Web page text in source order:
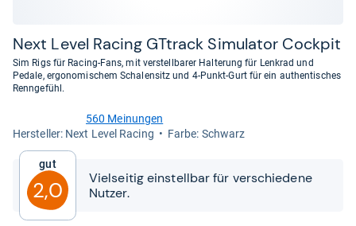
und
lassen
Next Level Racing GTtrack Simu­la­tor Cock­pit
Sim Rigs für Racing-Fans, mit verstellbarer Halterung für Lenkrad und
Pedale, ergonomischem Schalensitz und 4-Punkt-Gurt für ein authentisches
Renngefühl.
von
Sternen
560 Meinungen
Her­stel­ler: Next Level Racing
Farbe: Schwarz
Gut
2,0
Vielseitig einstellbar für verschiedene
Nutzer.